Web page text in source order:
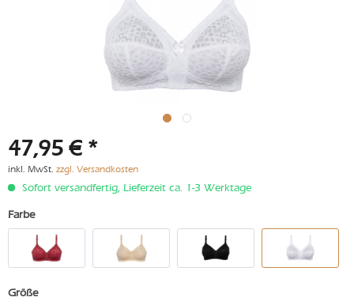
47,95 € *
inkl. MwSt. zzgl. Versandkosten
Sofort versandfertig, Lieferzeit ca. 1-3 Werktage
Farbe
Größe